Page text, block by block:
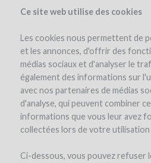
Ce site web utilise des cookies
Les cookies nous permettent de
et les annonces, d'offrir des
médias sociaux et d'analyser le
également des informations sur
avec nos partenaires de médias
d'analyse, qui peuvent combiner
informations que vous leur avez
collectées lors de votre utilisation
Ci-dessous, vous pouvez refuser
le projet le domaine avis d'experts